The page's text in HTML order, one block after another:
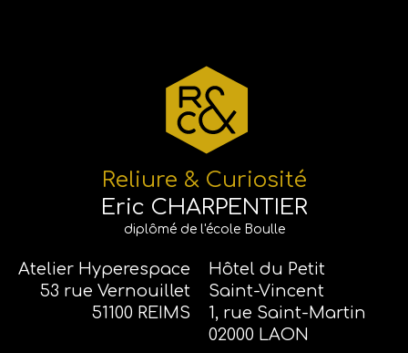
Reliure & Curiosité
Eric CHARPENTIER
diplômé de l'école Boulle
Atelier Hyperespace
53 rue Vernouillet
51100 REIMS
Hôtel du Petit
Saint-Vincent
1, rue Saint-Martin
02000 LAON